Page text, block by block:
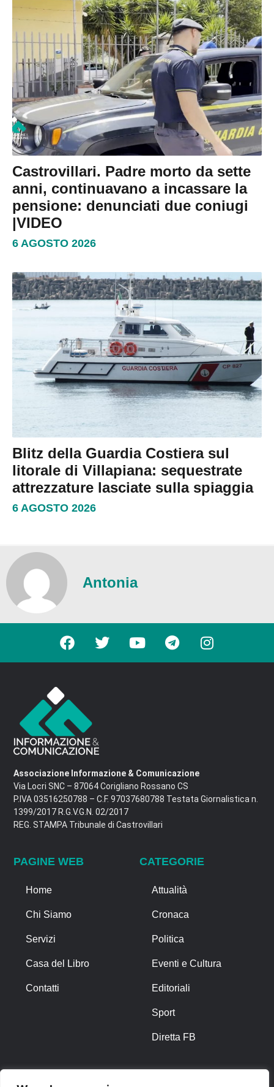
Castrovillari. Padre morto da sette
anni, continuavano a incassare la
pensione: denunciati due coniugi
|VIDEO
6 AGOSTO 2026
Blitz della Guardia Costiera sul
litorale di Villapiana: sequestrate
attrezzature lasciate sulla spiaggia
6 AGOSTO 2026
Antonia
Associazione Informazione & Comunicazione
Via Locri SNC – 87064 Corigliano Rossano CS
P.IVA 03516250788 – C.F. 97037680788 Testata Giornalistica n.
1399/2017 R.G.V.G.N. 02/2017
REG. STAMPA Tribunale di Castrovillari
PAGINE WEB
Home
Chi Siamo
Servizi
Casa del Libro
Contatti
CATEGORIE
Attualità
Cronaca
Politica
Eventi e Cultura
Editoriali
Sport
Diretta FB